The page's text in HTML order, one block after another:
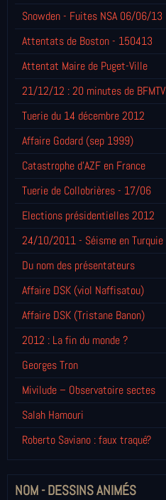
Snowden - Fuites NSA 06/06/13
Attentats de Boston - 150413
Attentat Maire de Puget-Ville
21/12/12 : 20 minutes de BFMTV
Tuerie du 14 décembre 2012
Affaire Godard (sep 1999)
Catastrophe d'AZF en France
Tuerie de Collobrières - 17/06
Elections présidentielles 2012
24/10/2011 - Séisme en Turquie
Du nom des présentateurs
Affaire DSK (viol Naffisatou)
Affaire DSK (Tristane Banon)
2012 : La fin du monde ?
Georges Tron
Mivilude – Observatoire sectes
Salah Hamouri
Roberto Saviano : faux traqué?
NOM - DESSINS ANIMÉS